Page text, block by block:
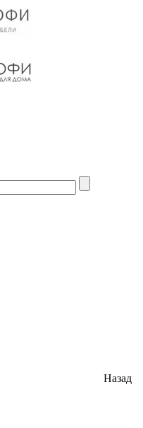
Назад